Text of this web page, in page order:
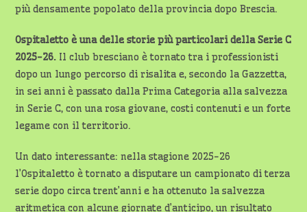
più densamente popolato della provincia dopo Brescia.
Ospitaletto è una delle storie più particolari della Serie C
2025-26. Il club bresciano è tornato tra i professionisti
dopo un lungo percorso di risalita e, secondo la Gazzetta,
in sei anni è passato dalla Prima Categoria alla salvezza
in Serie C, con una rosa giovane, costi contenuti e un forte
legame con il territorio.
Un dato interessante: nella stagione 2025-26
l’Ospitaletto è tornato a disputare un campionato di terza
serie dopo circa trent’anni e ha ottenuto la salvezza
aritmetica con alcune giornate d’anticipo, un risultato